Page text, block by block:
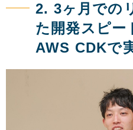
2. 3ヶ月での
た開発スピー
AWS CDKで